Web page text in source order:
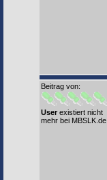
Beitrag von:
User existiert nicht
mehr bei MBSLK.de